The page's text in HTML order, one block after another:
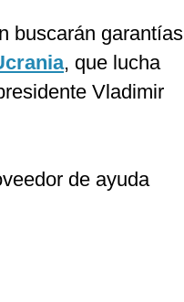
buscarán garantías
, que lucha
Vladimir
de ayuda